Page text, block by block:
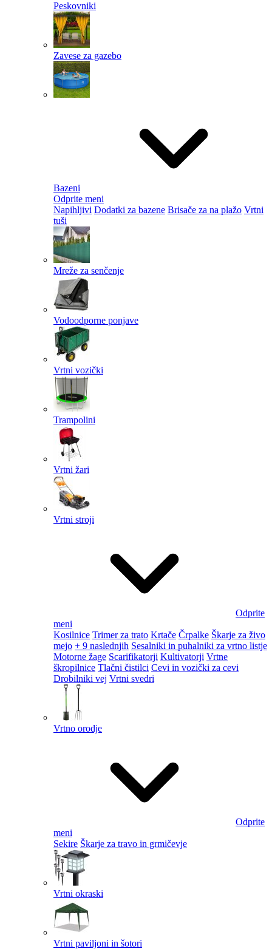
Peskovniki
Zavese za gazebo
Bazeni
Odprite meni
Napihljivi Dodatki za bazene Brisače za na plažo Vrtni
tuši
Mreže za senčenje
Vodoodporne ponjave
Vrtni vozički
Trampolini
Vrtni žari
Vrtni stroji
Odprite
meni
Kosilnice Trimer za trato Krtače Črpalke Škarje za živo
mejo + 9 naslednjih Sesalniki in puhalniki za vrtno listje
Motorne žage Scarifikatorji Kultivatorji Vrtne
škropilnice Tlačni čistilci Cevi in vozički za cevi
Drobilniki vej Vrtni svedri
Vrtno orodje
Odprite
meni
Sekire Škarje za travo in grmičevje
Vrtni okraski
Vrtni paviljoni in šotori